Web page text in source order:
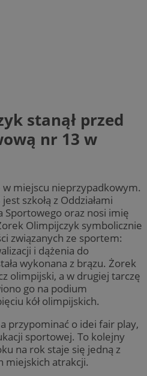
stanął przed
nr 13 w
w miejscu nieprzypadkowym.
szkołą z Oddziałami
oraz nosi imię
Olimpijczyk symbolicznie
związanych ze sportem:
i dążenia do
wykonana z brązu. Żorek
olimpijski, a w drugiej tarczę
go na podium
kół olimpijskich.
przypominać o idei fair play,
sportowej. To kolejny
na rok staje się jedną z
miejskich atrakcji.